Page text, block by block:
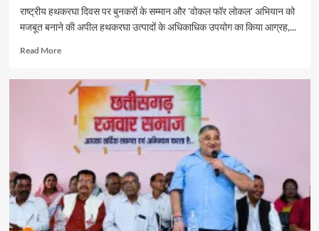
राष्ट्रीय हथकरघा दिवस पर बुनकरों के सम्मान और 'वोकल फॉर लोकल' अभियान को
मजबूत बनाने की अपील हथकरघा उत्पादों के अधिकाधिक उपयोग का किया आग्रह,...
Read MoreRead
पर्यटन
संस्कृति
राजेश
अग्रवाल
दिया
स्वदेशी
अपनाने
का